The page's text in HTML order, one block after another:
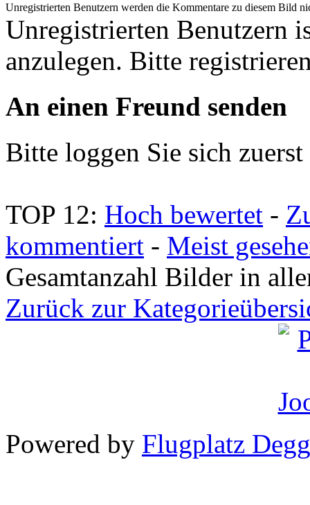
Unregistrierten Benutzern werden die Kommentare zu diesem Bild
Unregistrierten Benutzern
anzulegen. Bitte
An einen Freund senden
Bitte loggen Sie sich
TOP 12: Hoch bewertet -
kommentiert - Meist
Gesamtanzahl Bilder in
Zurück zur
Powered by Flugplatz